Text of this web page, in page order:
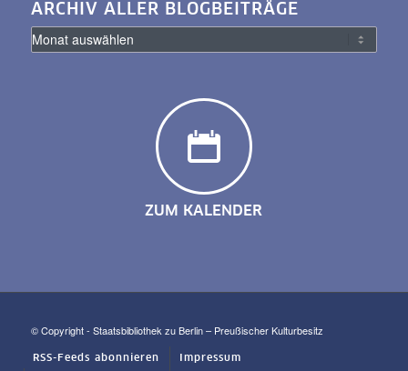
ARCHIV ALLER BLOGBEITRÄGE
ZUM KALENDER
© Copyright - Staatsbibliothek zu Berlin – Preußischer Kulturbesitz
RSS-Feeds abonnieren Impressum